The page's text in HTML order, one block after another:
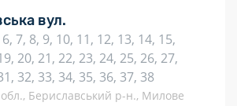
вул.
7, 8, 9, 10, 11, 12, 13, 14, 15,
20, 21, 22, 23, 24, 25, 26, 27,
32, 33, 34, 35, 36, 37, 38
Бериславський р-н., Милове